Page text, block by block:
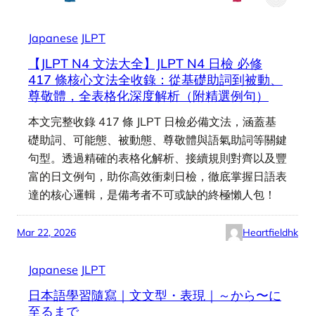
Japanese JLPT
【JLPT N4 文法大全】JLPT N4 日檢 必修
417 條核心文法全收錄：從基礎助詞到被動、
尊敬體，全表格化深度解析（附精選例句）
本文完整收錄 417 條 JLPT 日檢必備文法，涵蓋基
礎助詞、可能態、被動態、尊敬體與語氣助詞等關鍵
句型。透過精確的表格化解析、接續規則對齊以及豐
富的日文例句，助你高效衝刺日檢，徹底掌握日語表
達的核心邏輯，是備考者不可或缺的終極懶人包！
Mar 22, 2026 Heartfieldhk
Japanese JLPT
日本語學習隨寫｜文文型・表現｜～から〜に
至るまで